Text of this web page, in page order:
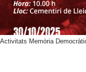
Activitats Memòria